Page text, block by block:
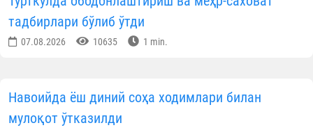
тадбирлари бўлиб ўтди
07.08.2026 10635 1 min.
Навоийда ёш диний соҳа ходимлари билан
мулоқот ўтказилди